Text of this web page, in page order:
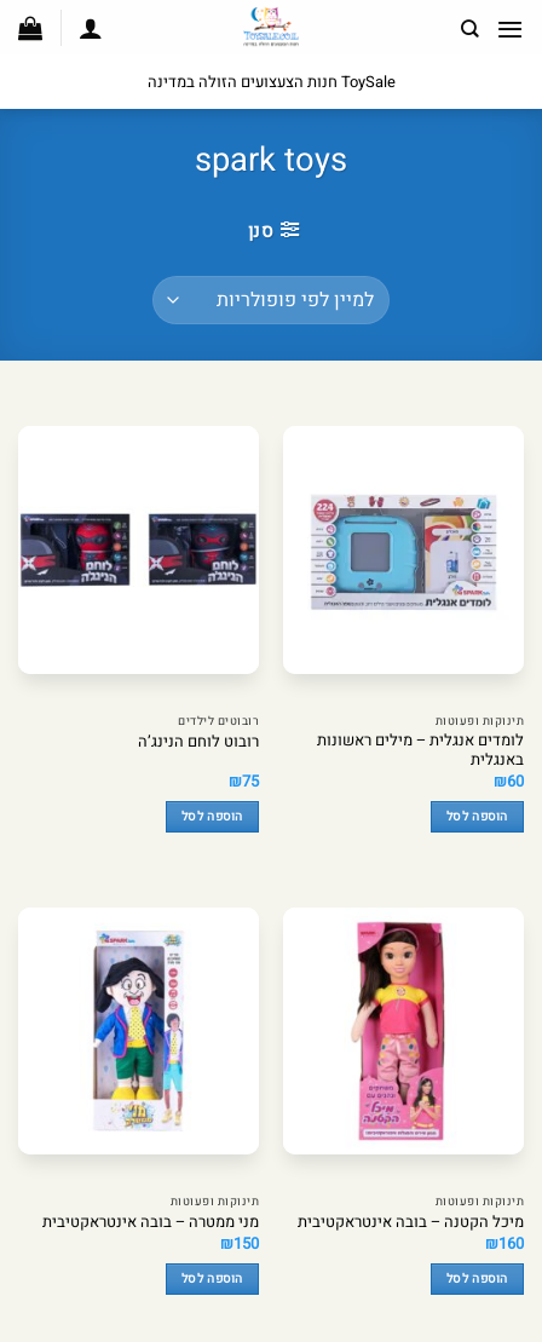
לתוכן
ToySale חנות הצעצועים הזולה במדינה
spark toys
סנן
תינוקות ופעוטות
לומדים אנגלית – מילים ראשונות
באנגלית
₪60
הוספה לסל
רובוטים לילדים
רובוט לוחם הנינג’ה
₪75
הוספה לסל
תינוקות ופעוטות
מיכל הקטנה – בובה אינטראקטיבית
₪160
הוספה לסל
תינוקות ופעוטות
מני ממטרה – בובה אינטראקטיבית
₪150
הוספה לסל